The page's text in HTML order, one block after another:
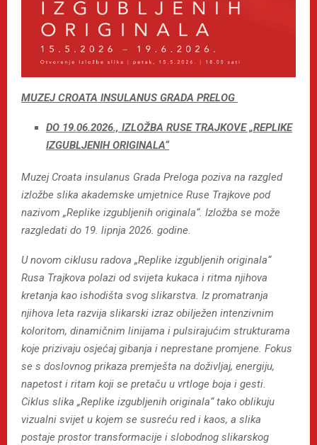
MUZEJ CROATA INSULANUS GRADA PRELOG
DO 19.06.2026., IZLOŽBA RUSE TRAJKOVE „REPLIKE
IZGUBLJENIH ORIGINALA“
Muzej Croata insulanus Grada Preloga poziva na razgled
izložbe slika akademske umjetnice Ruse Trajkove pod
nazivom „Replike izgubljenih originala“. Izložba se može
razgledati do 19. lipnja 2026. godine.
U novom ciklusu radova „Replike izgubljenih originala“
Rusa Trajkova polazi od svijeta kukaca i ritma njihova
kretanja kao ishodišta svog slikarstva. Iz promatranja
njihova leta razvija slikarski izraz obilježen intenzivnim
koloritom, dinamičnim linijama i pulsirajućim strukturama
koje prizivaju osjećaj gibanja i neprestane promjene. Fokus
se s doslovnog prikaza premješta na doživljaj, energiju,
napetost i ritam koji se pretaču u vrtloge boja i gesti.
Ciklus slika „Replike izgubljenih originala“ tako oblikuju
vizualni svijet u kojem se susreću red i kaos, a slika
postaje prostor transformacije i slobodnog slikarskog